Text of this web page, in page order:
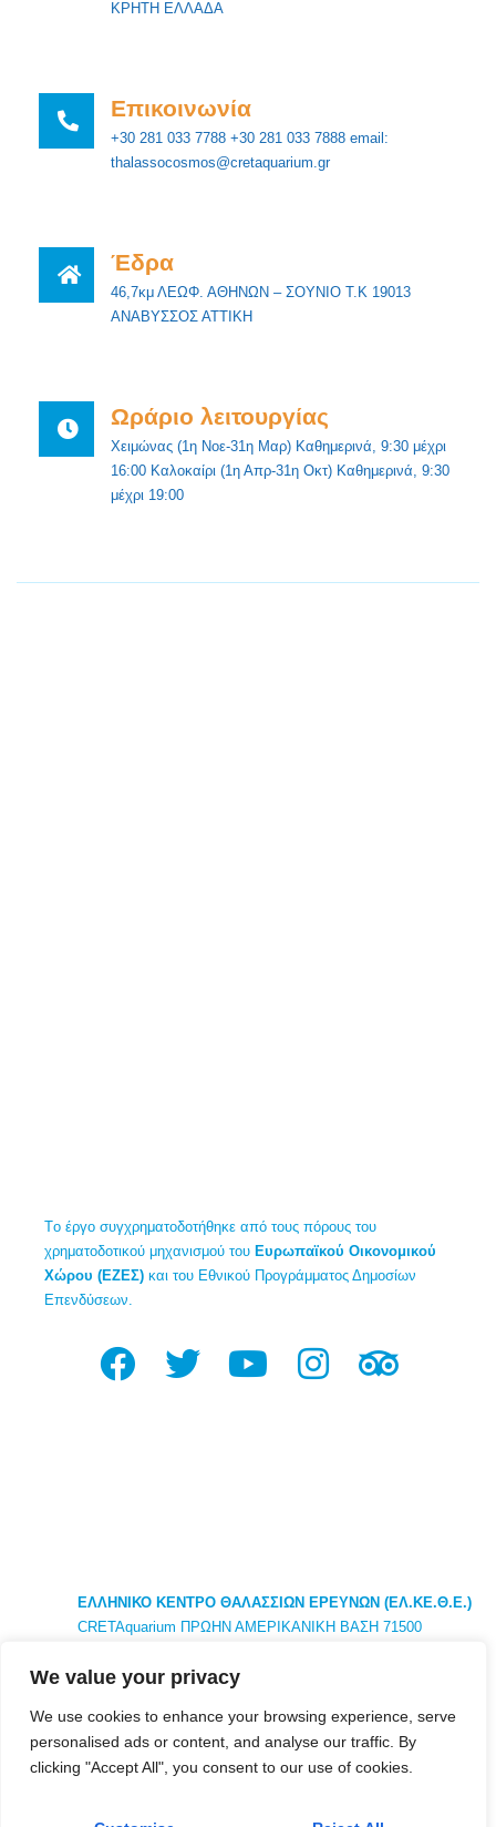
We value your privacy
We use cookies to enhance your browsing experience, serve
personalised ads or content, and analyse our traffic. By
clicking "Accept All", you consent to our use of cookies.
ΚΡΗΤΗ ΕΛΛΑΔΑ
Επικοινωνία
+30 281 033 7788 +30 281 033 7888 email:
thalassocosmos@cretaquarium.gr
Έδρα
46,7κμ ΛΕΩΦ. ΑΘΗΝΩΝ – ΣΟΥΝΙΟ Τ.Κ 19013
ΑΝΑΒΥΣΣΟΣ ΑΤΤΙΚΗ
Ωράριο λειτουργίας
Χειμώνας (1η Νοε-31η Μαρ) Καθημερινά, 9:30 μέχρι
16:00 Καλοκαίρι (1η Απρ-31η Οκτ) Καθημερινά, 9:30
μέχρι 19:00
Tο έργο συγχρηματοδοτήθηκε από τους πόρους του
χρηματοδοτικού μηχανισμού του Ευρωπαϊκού Οικονομικού
Χώρου (ΕΖΕΣ) και του Εθνικού Προγράμματος Δημοσίων
Επενδύσεων.
ΕΛΛΗΝΙΚΟ ΚΕΝΤΡΟ ΘΑΛΑΣΣΙΩΝ ΕΡΕΥΝΩΝ (ΕΛ.ΚΕ.Θ.Ε.)
CRETAquarium ΠΡΩΗΝ ΑΜΕΡΙΚΑΝΙΚΗ ΒΑΣΗ 71500
ΚΕΝΤΡΙΚΑ : 46,7κμ ΑΘΗΝΑ ΛΕΩΦ ΑΘΗΝΩΝ – ΣΟΥΝΙΟΥ